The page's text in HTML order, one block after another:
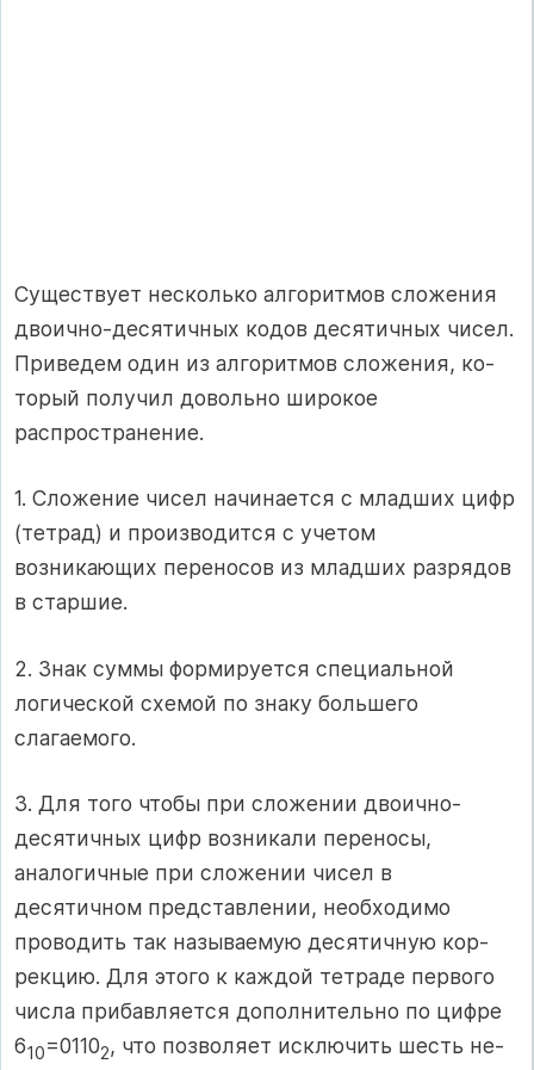
Существует несколько алгоритмов сложения
двоично-десятичных кодов десятичных чисел.
Приведем один из алгоритмов сложения, ко­
торый получил довольно широкое
распространение.
1. Сложение чисел начинается с младших цифр
(тетрад) и произво­дится с учетом
возникающих переносов из младших разрядов
в старшие.
2. Знак суммы формируется специальной
логической схемой по знаку большего
слагаемого.
3. Для того чтобы при сложении двоично-
десятичных цифр возни­кали переносы,
аналогичные при сложении чисел в
десятичном пред­ставлении, необходимо
проводить так называемую десятичную кор­
рекцию. Для этого к каждой тетраде первого
числа прибавляется до­полнительно по цифре
610=01102, что позволяет исключить шесть не­